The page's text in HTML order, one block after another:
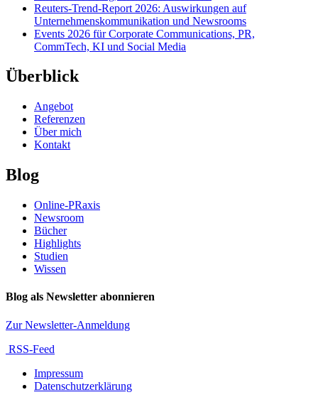
Reuters-Trend-Report 2026: Auswirkungen auf
Unternehmenskommunikation und Newsrooms
Events 2026 für Corporate Communications, PR,
CommTech, KI und Social Media
Überblick
Angebot
Referenzen
Über mich
Kontakt
Blog
Online-PRaxis
Newsroom
Bücher
Highlights
Studien
Wissen
Blog als Newsletter abonnieren
Zur Newsletter-Anmeldung
RSS-Feed
Impressum
Datenschutzerklärung